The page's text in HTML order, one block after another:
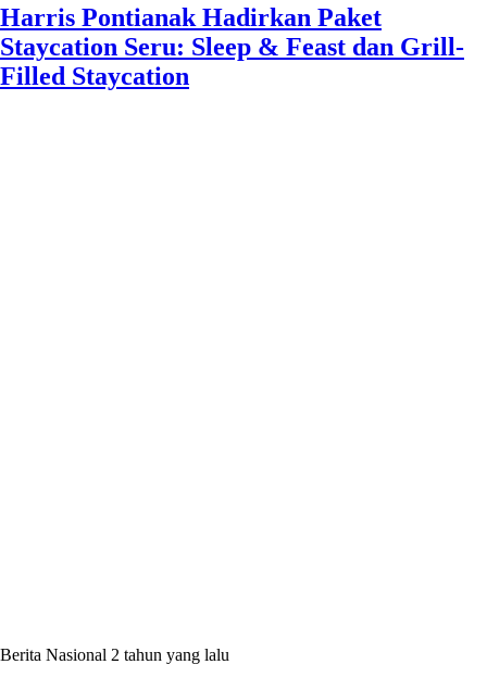
Harris Pontianak Hadirkan Paket
Staycation Seru: Sleep & Feast dan Grill-
Filled Staycation
Berita Nasional 2 tahun yang lalu